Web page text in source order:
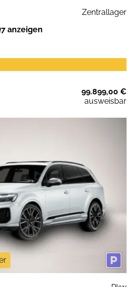
Zentrallager
anzeigen
99.899,00 €
ausweisbar